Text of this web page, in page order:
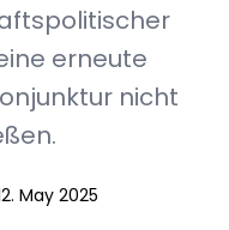
erneute
nicht
May 2025